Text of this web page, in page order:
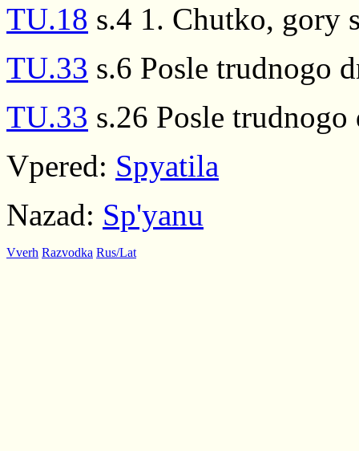
TU.18 s.4 1. Chutko, gory
TU.33 s.6 Posle trudnogo
TU.33 s.26 Posle
Vpered: Spyatila
Nazad: Sp'yanu
Vverh Razvodka Rus/Lat